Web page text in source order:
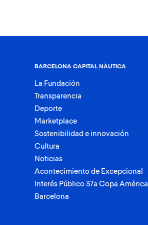
BARCELONA CAPITAL NÀUTICA
La Fundación
Transparencia
Deporte
Marketplace
Sostenibilidad e innovación
Cultura
Noticias
Acontecimiento de Excepcional
Interés Público 37a Copa América
Barcelona